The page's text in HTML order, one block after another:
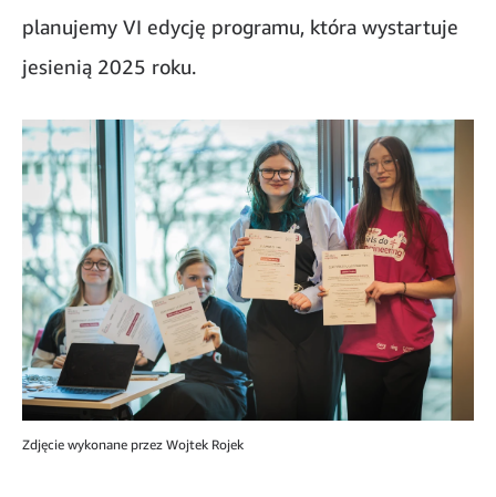
planujemy VI edycję programu, która wystartuje
jesienią 2025 roku.
Zdjęcie wykonane przez Wojtek Rojek